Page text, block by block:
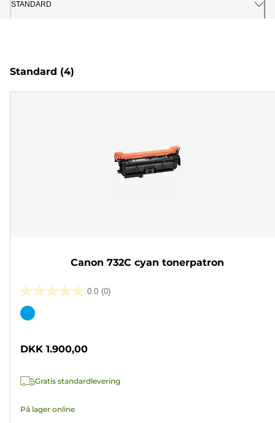
STANDARD
Standard (4)
Canon 732C cyan tonerpatron
0.0 (0)
0.0
ud
stjerner.
Farvepatron
DKK 1.900,00
Gratis standardlevering
På lager online